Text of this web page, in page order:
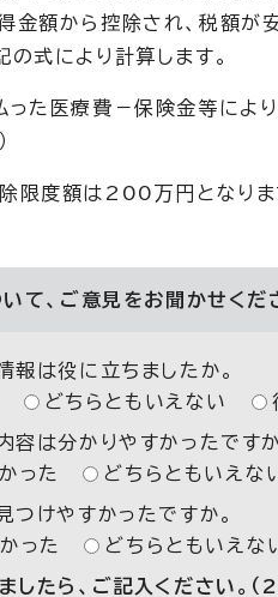
金額から控除され、税額が安
式により計算します。
った医療費－保険金等によ
度額は200万円となりま
て、ご意見をお聞かせくだ
報は役に立ちましたか。
どちらともいえない
容は分かりやすかったですか
った
どちらともいえな
つけやすかったですか。
った
どちらともいえな
したら、ご記入ください。（